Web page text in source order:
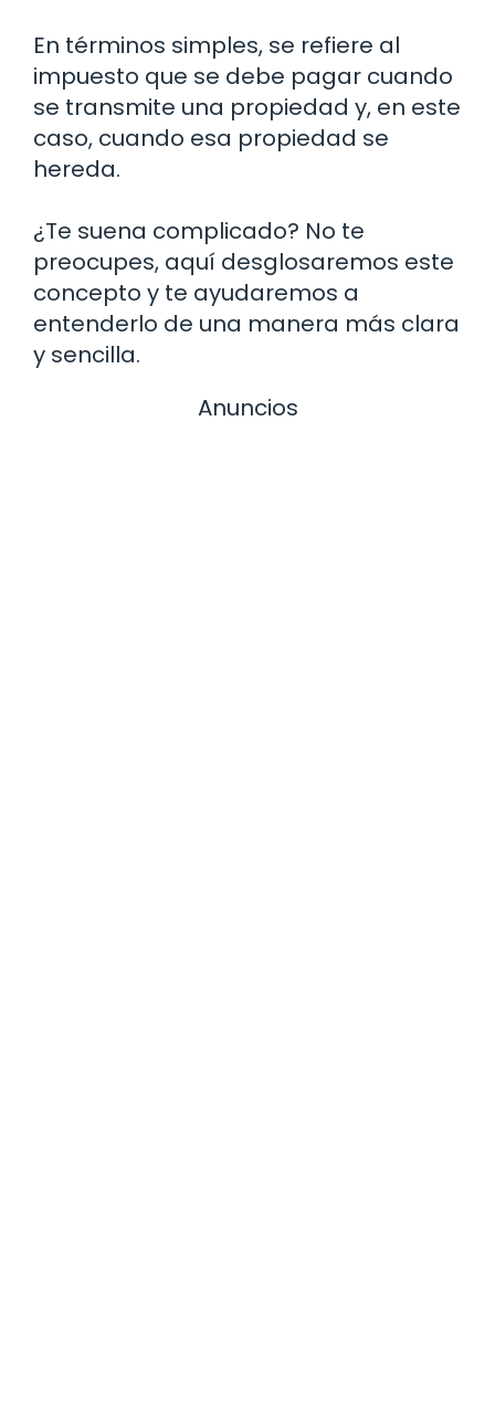
En términos simples, se refiere al
impuesto que se debe pagar cuando
se transmite una propiedad y, en este
caso, cuando esa propiedad se
hereda.
¿Te suena complicado? No te
preocupes, aquí desglosaremos este
concepto y te ayudaremos a
entenderlo de una manera más clara
y sencilla.
Anuncios